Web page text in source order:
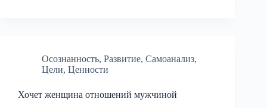
Осознанность, Развитие, Самоанализ,
Цели, Ценности
Хочет женщина отношений мужчиной